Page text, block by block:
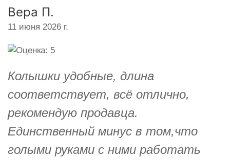
Вера П.
11 июня 2026 г.
Колышки удобные, длина
соответствует, всё отлично,
рекомендую продавца.
Единственный минус в том,что
голыми руками с ними работать